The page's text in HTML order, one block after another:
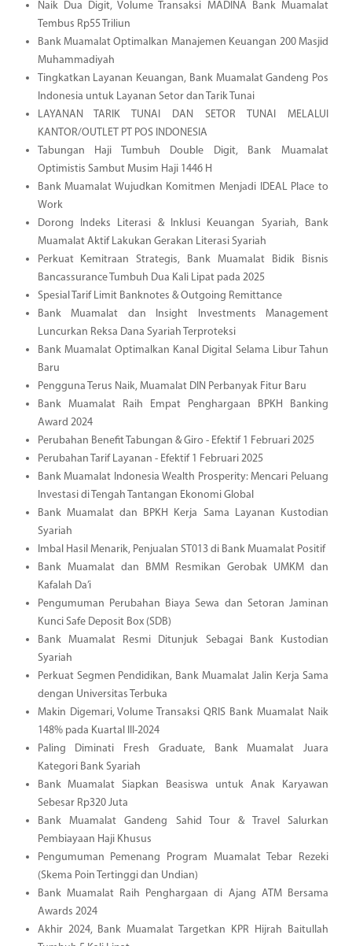
Naik Dua Digit, Volume Transaksi MADINA Bank Muamalat
Tembus Rp55 Triliun
Bank Muamalat Optimalkan Manajemen Keuangan 200 Masjid
Muhammadiyah
Tingkatkan Layanan Keuangan, Bank Muamalat Gandeng Pos
Indonesia untuk Layanan Setor dan Tarik Tunai
LAYANAN TARIK TUNAI DAN SETOR TUNAI MELALUI
KANTOR/OUTLET PT POS INDONESIA
Tabungan Haji Tumbuh Double Digit, Bank Muamalat
Optimistis Sambut Musim Haji 1446 H
Bank Muamalat Wujudkan Komitmen Menjadi IDEAL Place to
Work
Dorong Indeks Literasi & Inklusi Keuangan Syariah, Bank
Muamalat Aktif Lakukan Gerakan Literasi Syariah
Perkuat Kemitraan Strategis, Bank Muamalat Bidik Bisnis
Bancassurance Tumbuh Dua Kali Lipat pada 2025
Spesial Tarif Limit Banknotes & Outgoing Remittance
Bank Muamalat dan Insight Investments Management
Luncurkan Reksa Dana Syariah Terproteksi
Bank Muamalat Optimalkan Kanal Digital Selama Libur Tahun
Baru
Pengguna Terus Naik, Muamalat DIN Perbanyak Fitur Baru
Bank Muamalat Raih Empat Penghargaan BPKH Banking
Award 2024
Perubahan Benefit Tabungan & Giro - Efektif 1 Februari 2025
Perubahan Tarif Layanan - Efektif 1 Februari 2025
Bank Muamalat Indonesia Wealth Prosperity: Mencari Peluang
Investasi di Tengah Tantangan Ekonomi Global
Bank Muamalat dan BPKH Kerja Sama Layanan Kustodian
Syariah
Imbal Hasil Menarik, Penjualan ST013 di Bank Muamalat Positif
Bank Muamalat dan BMM Resmikan Gerobak UMKM dan
Kafalah Da’i
Pengumuman Perubahan Biaya Sewa dan Setoran Jaminan
Kunci Safe Deposit Box (SDB)
Bank Muamalat Resmi Ditunjuk Sebagai Bank Kustodian
Syariah
Perkuat Segmen Pendidikan, Bank Muamalat Jalin Kerja Sama
dengan Universitas Terbuka
Makin Digemari, Volume Transaksi QRIS Bank Muamalat Naik
148% pada Kuartal III-2024
Paling Diminati Fresh Graduate, Bank Muamalat Juara
Kategori Bank Syariah
Bank Muamalat Siapkan Beasiswa untuk Anak Karyawan
Sebesar Rp320 Juta
Bank Muamalat Gandeng Sahid Tour & Travel Salurkan
Pembiayaan Haji Khusus
Pengumuman Pemenang Program Muamalat Tebar Rezeki
(Skema Poin Tertinggi dan Undian)
Bank Muamalat Raih Penghargaan di Ajang ATM Bersama
Awards 2024
Akhir 2024, Bank Muamalat Targetkan KPR Hijrah Baitullah